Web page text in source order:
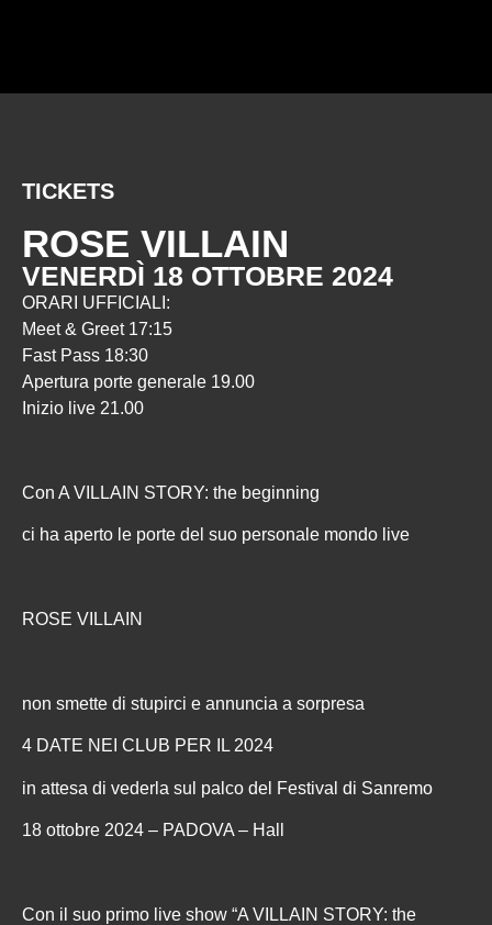
ROSE VILLAIN
VENERDÌ 18 OTTOBRE 2024
ORARI UFFICIALI:
Meet & Greet 17:15
Fast Pass 18:30
Apertura porte generale 19.00
Inizio live 21.00
Con A VILLAIN STORY: the beginning
ci ha aperto le porte del suo personale mondo live
ROSE VILLAIN
non smette di stupirci e annuncia a sorpresa
4 DATE NEI CLUB PER IL 2024
in attesa di vederla sul palco del Festival di Sanremo
18 ottobre 2024 – PADOVA – Hall
Con il suo primo live show “A VILLAIN STORY: the
TICKETS